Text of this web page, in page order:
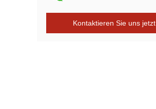
Kontaktieren Sie uns jetzt